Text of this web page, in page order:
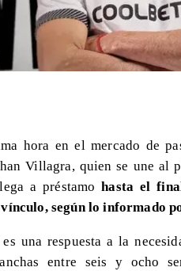
hora en el mercado de
Villagra, quien se une al
a préstamohasta el
según lo informado
una respuesta a la
entre seis y ocho